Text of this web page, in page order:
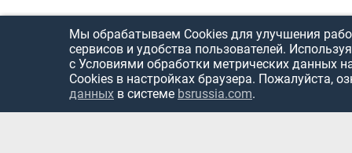
Мы обрабатываем Cookies для улучшения
сервисов и удобства пользователей.
с Условиями обработки метрических данных
Cookies в настройках браузера. Пожалуйста,
данных в системе bsrussia.com.